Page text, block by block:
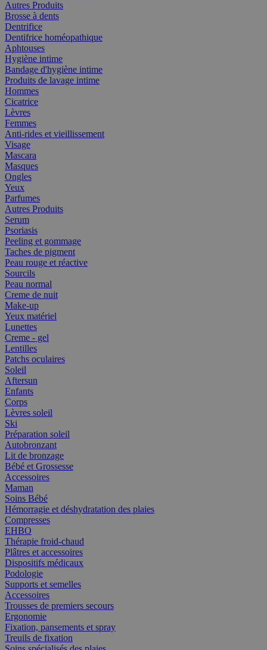
Autres Produits
Brosse à dents
Dentrifice
Dentifrice homéopathique
Aphtouses
Hygiène intime
Bandage d'hygiène intime
Produits de lavage intime
Hommes
Cicatrice
Lèvres
Femmes
Anti-rides et vieillissement
Visage
Mascara
Masques
Ongles
Yeux
Parfumes
Autres Produits
Serum
Psoriasis
Peeling et gommage
Taches de pigment
Peau rouge et réactive
Sourcils
Peau normal
Creme de nuit
Make-up
Yeux matériel
Lunettes
Creme - gel
Lentilles
Patchs oculaires
Soleil
Aftersun
Enfants
Corps
Lèvres soleil
Ski
Préparation soleil
Autobronzant
Lit de bronzage
Bébé et Grossesse
Accessoires
Maman
Soins Bébé
Hémorragie et déshydratation des plaies
Compresses
EHBO
Thérapie froid-chaud
Plâtres et accessoires
Dispositifs médicaux
Podologie
Supports et semelles
Accessoires
Trousses de premiers secours
Ergonomie
Fixation, pansements et spray
Treuils de fixation